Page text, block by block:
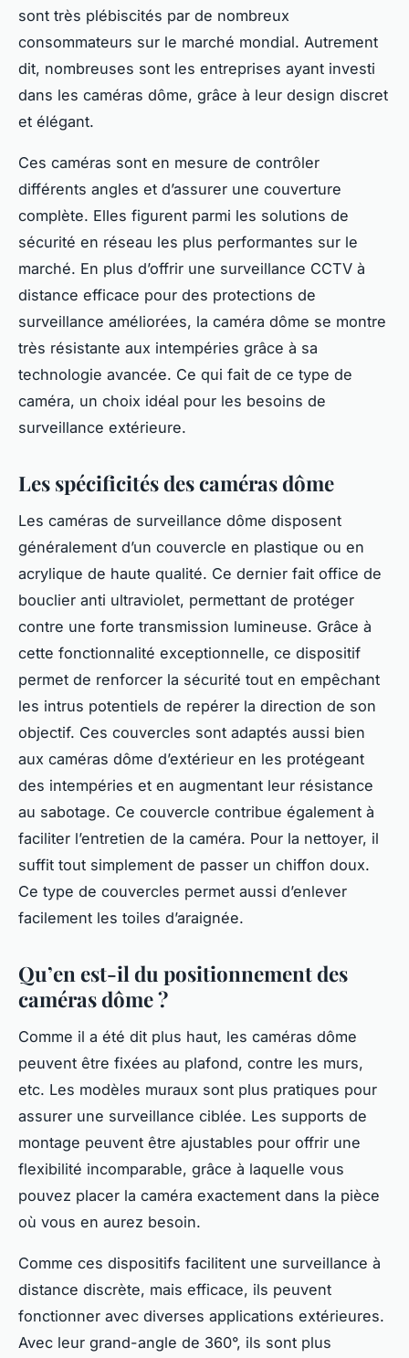
sont très plébiscités par de nombreux
consommateurs sur le marché mondial. Autrement
dit, nombreuses sont les entreprises ayant investi
dans les caméras dôme, grâce à leur design discret
et élégant.
Ces caméras sont en mesure de contrôler
différents angles et d’assurer une couverture
complète. Elles figurent parmi les solutions de
sécurité en réseau les plus performantes sur le
marché. En plus d’offrir une surveillance CCTV à
distance efficace pour des protections de
surveillance améliorées, la caméra dôme se montre
très résistante aux intempéries grâce à sa
technologie avancée. Ce qui fait de ce type de
caméra, un choix idéal pour les besoins de
surveillance extérieure.
Les spécificités des caméras dôme
Les caméras de surveillance dôme disposent
généralement d’un couvercle en plastique ou en
acrylique de haute qualité. Ce dernier fait office de
bouclier anti ultraviolet, permettant de protéger
contre une forte transmission lumineuse. Grâce à
cette fonctionnalité exceptionnelle, ce dispositif
permet de renforcer la sécurité tout en empêchant
les intrus potentiels de repérer la direction de son
objectif. Ces couvercles sont adaptés aussi bien
aux caméras dôme d’extérieur en les protégeant
des intempéries et en augmentant leur résistance
au sabotage. Ce couvercle contribue également à
faciliter l’entretien de la caméra. Pour la nettoyer, il
suffit tout simplement de passer un chiffon doux.
Ce type de couvercles permet aussi d’enlever
facilement les toiles d’araignée.
Qu’en est-il du positionnement des
caméras dôme ?
Comme il a été dit plus haut, les caméras dôme
peuvent être fixées au plafond, contre les murs,
etc. Les modèles muraux sont plus pratiques pour
assurer une surveillance ciblée. Les supports de
montage peuvent être ajustables pour offrir une
flexibilité incomparable, grâce à laquelle vous
pouvez placer la caméra exactement dans la pièce
où vous en aurez besoin.
Comme ces dispositifs facilitent une surveillance à
distance discrète, mais efficace, ils peuvent
fonctionner avec diverses applications extérieures.
Avec leur grand-angle de 360°, ils sont plus